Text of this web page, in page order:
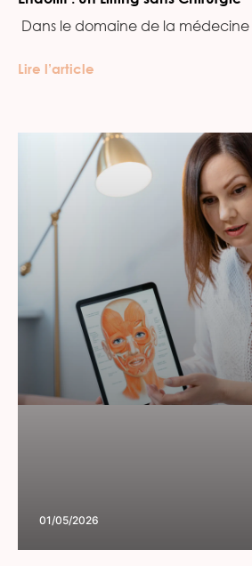
Dans le domaine de la
Lire l’article
01/05/2026